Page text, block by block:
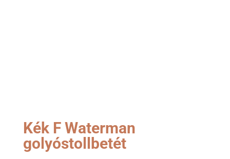
Kék F Waterman
golyóstollbetét